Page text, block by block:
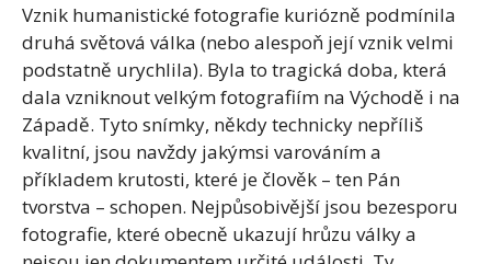
Vznik humanistické fotografie kuriózně podmínila
druhá světová válka (nebo alespoň její vznik velmi
podstatně urychlila). Byla to tragická doba, která
dala vzniknout velkým fotografiím na Východě i na
Západě. Tyto snímky, někdy technicky nepříliš
kvalitní, jsou navždy jakýmsi varováním a
příkladem krutosti, které je člověk – ten Pán
tvorstva – schopen. Nejpůsobivější jsou bezesporu
fotografie, které obecně ukazují hrůzu války a